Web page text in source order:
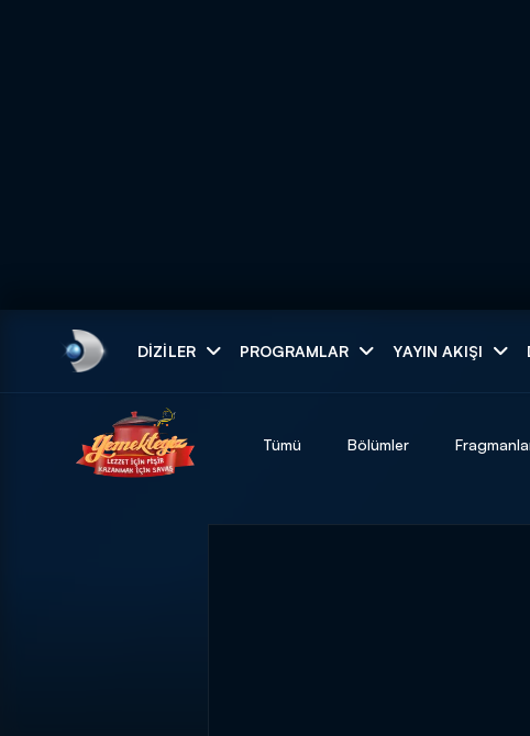
DIZILER PROGRAMLAR YAYIN AKIŞI
Tümü Bölümler